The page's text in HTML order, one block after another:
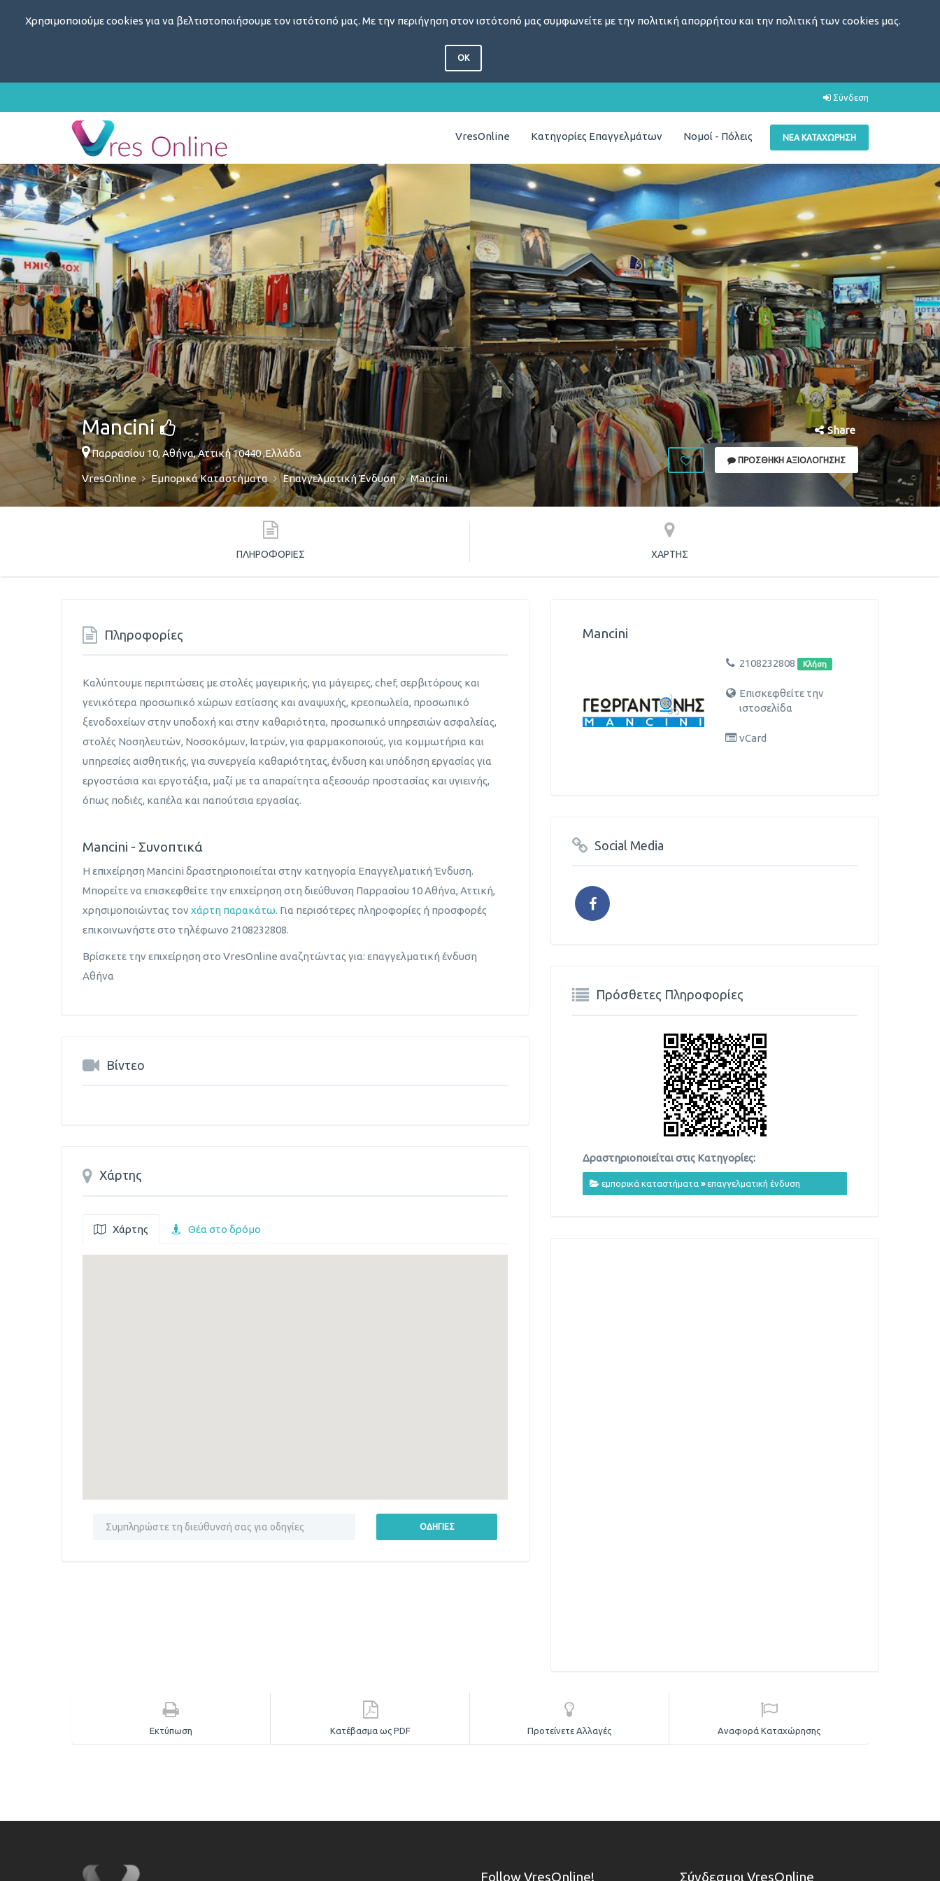
Χρησιμοποιούμε cookies για να βελτιστοποιήσουμε τον ιστότοπό μας. Με την περιήγηση στον ιστότοπό μας συμφωνείτε με την πολιτική απορρήτου και την πολιτική των cookies μας.
OK
Σύνδεση
ΝΈΑ ΚΑΤΑΧΏΡΗΣΗ
VresOnline Κατηγορίες Επαγγελμάτων Νομοί - Πόλεις
Mancini
Παρρασίου 10,Αθήνα,Αττική10440,Ελλάδα
VresOnline Εμπορικά Καταστήματα Επαγγελματική Ένδυση Mancini
Share
ΠΡΟΣΘΉΚΗ ΑΞΙΟΛΌΓΗΣΗΣ
ΠΛΗΡΟΦΟΡΊΕΣ ΧΆΡΤΗΣ
Πληροφορίες
Καλύπτουμε περιπτώσεις με στολές μαγειρικής, για μάγειρες, chef, σερβιτόρους και
γενικότερα προσωπικό χώρων εστίασης και αναψυχής, κρεοπωλεία, προσωπικό
ξενοδοχείων στην υποδοχή και στην καθαριότητα, προσωπικό υπηρεσιών ασφαλείας,
στολές Νοσηλευτών, Νοσοκόμων, Ιατρών, για φαρμακοποιούς, για κομμωτήρια και
υπηρεσίες αισθητικής, για συνεργεία καθαριότητας, ένδυση και υπόδηση εργασίας για
εργοστάσια και εργοτάξια, μαζί με τα απαραίτητα αξεσουάρ προστασίας και υγιεινής,
όπως ποδιές, καπέλα και παπούτσια εργασίας.
Mancini - Συνοπτικά
Η επιχείρηση Mancini δραστηριοποιείται στην κατηγορία Επαγγελματική Ένδυση.
Μπορείτε να επισκεφθείτε την επιχείρηση στη διεύθυνση Παρρασίου 10 Αθήνα, Αττική,
χρησιμοποιώντας τον χάρτη παρακάτω. Για περισότερες πληροφορίες ή προσφορές
επικοινωνήστε στο τηλέφωνο 2108232808.
Βρίσκετε την επιχείρηση στο VresOnline αναζητώντας για: επαγγελματική ένδυση
Αθήνα
Βίντεο
Χάρτης
Χάρτης Θέα στο δρόμο
Mancini
2108232808 Κλήση
Επισκεφθείτε την
ιστοσελίδα
vCard
Social Media
Πρόσθετες Πληροφορίες
Δραστηριοποιείται στις Κατηγορίες:
εμπορικά καταστήματα »επαγγελματική ένδυση
Εκτύπωση Κατέβασμα ως PDF Προτείνετε Αλλαγές Αναφορά Καταχώρησης
Follow VresOnline! Σύνδεσμοι VresOnline